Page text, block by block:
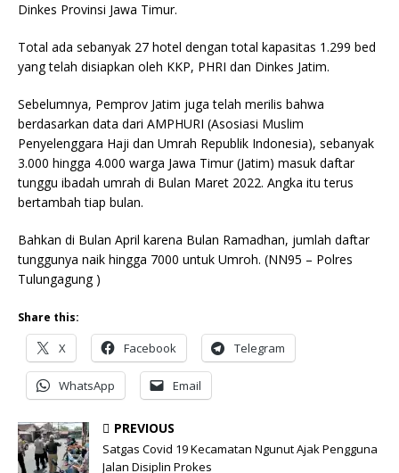
Dinkes Provinsi Jawa Timur.
Total ada sebanyak 27 hotel dengan total kapasitas 1.299 bed
yang telah disiapkan oleh KKP, PHRI dan Dinkes Jatim.
Sebelumnya, Pemprov Jatim juga telah merilis bahwa
berdasarkan data dari AMPHURI (Asosiasi Muslim
Penyelenggara Haji dan Umrah Republik Indonesia), sebanyak
3.000 hingga 4.000 warga Jawa Timur (Jatim) masuk daftar
tunggu ibadah umrah di Bulan Maret 2022. Angka itu terus
bertambah tiap bulan.
Bahkan di Bulan April karena Bulan Ramadhan, jumlah daftar
tunggunya naik hingga 7000 untuk Umroh. (NN95 – Polres
Tulungagung )
Share this:
X Facebook Telegram
WhatsApp Email
PREVIOUS
Satgas Covid 19 Kecamatan Ngunut Ajak Pengguna
Jalan Disiplin Prokes